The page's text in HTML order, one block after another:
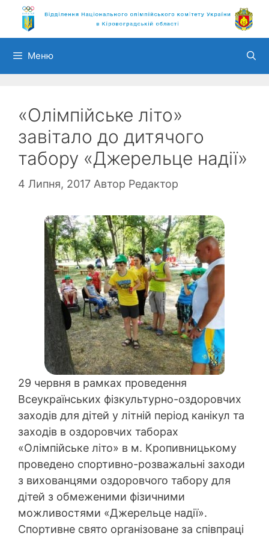
Перейти
вмісту
Меню
«Олімпійське літо»
завітало до дитячого
табору «Джерельце надії»
4 Липня, 2017 Автор Редактор
29 червня в рамках проведення
Всеукраїнських фізкультурно-оздоровчих
заходів для дітей у літній період канікул та
заходів в оздоровчих таборах
«Олімпійське літо» в м. Кропивницькому
проведено спортивно-розважальні заходи
з вихованцями оздоровчого табору для
дітей з обмеженими фізичними
можливостями «Джерельце надії».
Спортивне свято організоване за співпраці